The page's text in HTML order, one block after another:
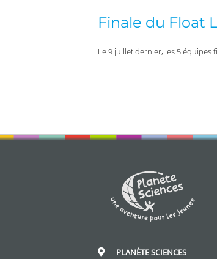
Finale du Float
Le 9 juillet dernier, les 5 équipes
PLANÈTE SCIENCES